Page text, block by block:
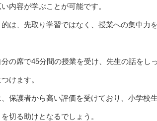
内容が学ぶことが可能です。
は、先取り学習ではなく、授業への集中力
の席で45分間の授業を受け、先生の話をし
けます。
保護者から高い評価を受けており、小学校
切る助けとなるでしょう。